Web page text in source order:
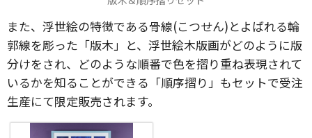
また、浮世絵の特徴である骨線(こつせん)とよばれる輪
郭線を彫った「版木」と、浮世絵木版画がどのように版
分けをされ、どのような順番で色を摺り重ね表現されて
いるかを知ることができる「順序摺り」もセットで受注
生産にて限定販売されます。